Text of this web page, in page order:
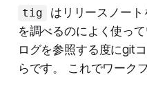
tig
はリリースノー
を調べるのによく使っ
ログを参照する度にgit
らです。 これでワーク